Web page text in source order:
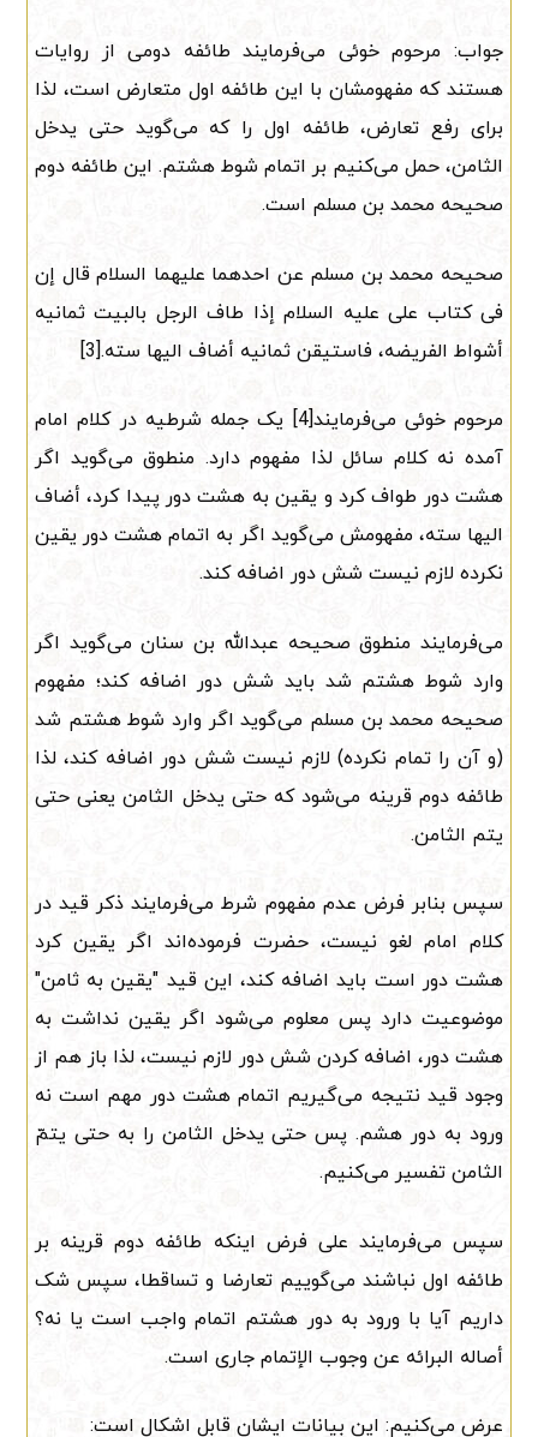
جواب: مرحوم خوئی می‌فرمایند طائفه دومی از روایات
هستند که مفهومشان با این طائفه اول متعارض است، لذا
برای رفع تعارض، طائفه اول را که می‌گوید حتی یدخل
الثامن، حمل می‌کنیم بر اتمام شوط هشتم. این طائفه دوم
صحیحه محمد بن مسلم است.
صحیحه محمد بن مسلم عن احدهما علیهما السلام قال إن
فی کتاب علی علیه السلام إذا طاف الرجل بالبیت ثمانیه
أشواط الفریضه، فاستیقن ثمانیه أضاف الیها سته.[3]
مرحوم خوئی می‌فرمایند[4] یک جمله شرطیه در کلام امام
آمده نه کلام سائل لذا مفهوم دارد. منطوق می‌گوید اگر
هشت دور طواف کرد و یقین به هشت دور پیدا کرد، أضاف
الیها سته، مفهومش می‌گوید اگر به اتمام هشت دور یقین
نکرده لازم نیست شش دور اضافه کند.
می‌فرمایند منطوق صحیحه عبدالله بن سنان می‌گوید اگر
وارد شوط هشتم شد باید شش دور اضافه کند؛ مفهوم
صحیحه محمد بن مسلم می‌گوید اگر وارد شوط هشتم شد
(و آن را تمام نکرده) لازم نیست شش دور اضافه کند، لذا
طائفه دوم قرینه می‌شود که حتی یدخل الثامن یعنی حتی
یتم الثامن.
سپس بنابر فرض عدم مفهوم شرط می‌فرمایند ذکر قید در
کلام امام لغو نیست، حضرت فرموده‌اند اگر یقین کرد
هشت دور است باید اضافه کند، این قید "یقین به ثامن"
موضوعیت دارد پس معلوم می‌شود اگر یقین نداشت به
هشت دور، اضافه کردن شش دور لازم نیست، لذا باز هم از
وجود قید نتیجه می‌گیریم اتمام هشت دور مهم است نه
ورود به دور هشم. پس حتی یدخل الثامن را به حتی یتمّ
الثامن تفسیر می‌کنیم.
سپس می‌فرمایند علی فرض اینکه طائفه دوم قرینه بر
طائفه اول نباشند می‌گوییم تعارضا و تساقطا، سپس شک
داریم آیا با ورود به دور هشتم اتمام واجب است یا نه؟
أصاله البرائه عن وجوب الإتمام جاری است.
عرض می‌کنیم: این بیانات ایشان قابل اشکال است: